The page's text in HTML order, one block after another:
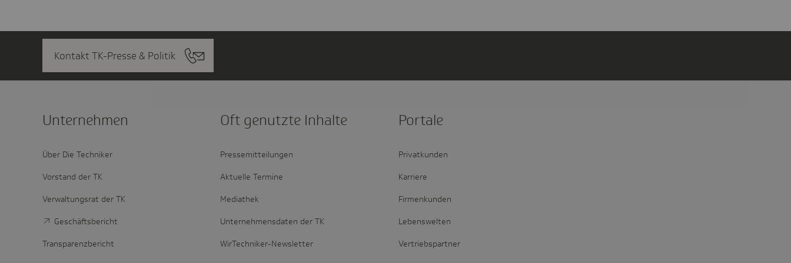
Kontakt TK-Presse & Politik
Unter­nehmen
Über Die Techniker
Vorstand der TK
Verwaltungsrat der TK
Geschäftsbericht
Transparenzbericht
Oft genutzte Inhalte
Pressemitteilungen
Aktuelle Termine
Mediathek
Unternehmensdaten der TK
WirTechniker-Newsletter
Portale
Privatkunden
Karriere
Firmenkunden
Lebenswelten
Vertriebspartner